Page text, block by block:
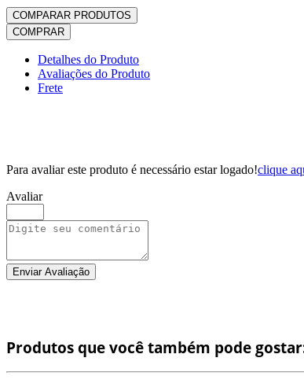
COMPARAR PRODUTOS
COMPRAR
Detalhes do Produto
Avaliações do Produto
Frete
Para avaliar este produto é necessário estar logado!clique
Avaliar
Enviar Avaliação
Produtos que você também pode